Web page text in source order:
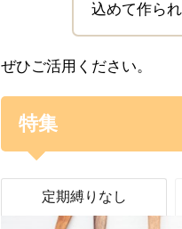
込めて作ら
ぜひご活用ください。
特集
定期縛りなし